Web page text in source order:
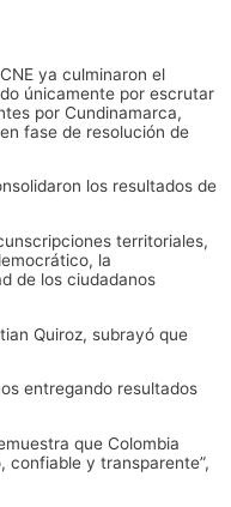
ya culminaron el
únicamente por escrutar
por Cundinamarca,
fase de resolución de
los resultados de
territoriales,
la
de los ciudadanos
Quiroz, subrayó que
entregando resultados
que Colombia
confiable y transparente”,